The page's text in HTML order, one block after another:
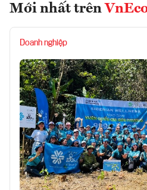
Mới nhất trên
Doanh nghiệp